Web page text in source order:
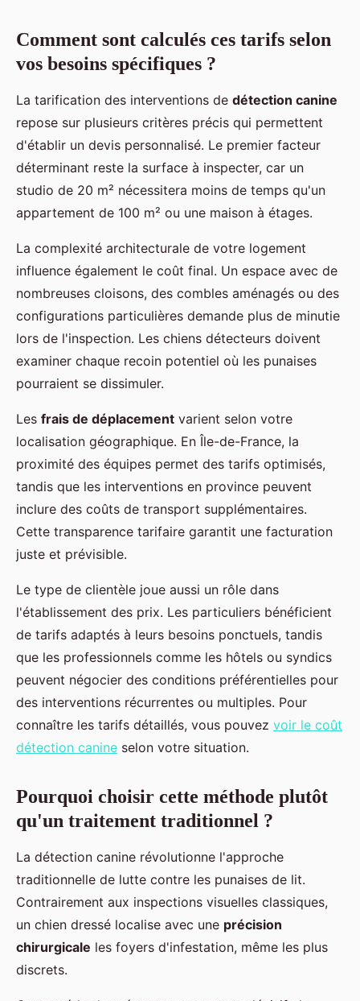
Comment sont calculés ces tarifs selon
vos besoins spécifiques ?
La tarification des interventions de détection canine
repose sur plusieurs critères précis qui permettent
d'établir un devis personnalisé. Le premier facteur
déterminant reste la surface à inspecter, car un
studio de 20 m² nécessitera moins de temps qu'un
appartement de 100 m² ou une maison à étages.
La complexité architecturale de votre logement
influence également le coût final. Un espace avec de
nombreuses cloisons, des combles aménagés ou des
configurations particulières demande plus de minutie
lors de l'inspection. Les chiens détecteurs doivent
examiner chaque recoin potentiel où les punaises
pourraient se dissimuler.
Les frais de déplacement varient selon votre
localisation géographique. En Île-de-France, la
proximité des équipes permet des tarifs optimisés,
tandis que les interventions en province peuvent
inclure des coûts de transport supplémentaires.
Cette transparence tarifaire garantit une facturation
juste et prévisible.
Le type de clientèle joue aussi un rôle dans
l'établissement des prix. Les particuliers bénéficient
de tarifs adaptés à leurs besoins ponctuels, tandis
que les professionnels comme les hôtels ou syndics
peuvent négocier des conditions préférentielles pour
des interventions récurrentes ou multiples. Pour
connaître les tarifs détaillés, vous pouvez voir le coût
détection canine selon votre situation.
Pourquoi choisir cette méthode plutôt
qu'un traitement traditionnel ?
La détection canine révolutionne l'approche
traditionnelle de lutte contre les punaises de lit.
Contrairement aux inspections visuelles classiques,
un chien dressé localise avec une précision
chirurgicale les foyers d'infestation, même les plus
discrets.